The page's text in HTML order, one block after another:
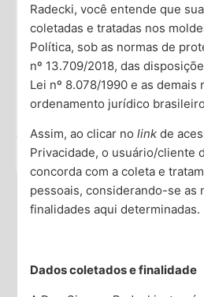
A depressão é uma condição
disseminada, impactando
mundo. Embora muitos
tratamentos convencionais,
Dra. Simone Radecki
O que deseja
Radecki, você entende que
coletadas e tratadas nos
Política, sob as normas de
nº 13.709/2018, das
Lei nº 8.078/1990 e as demais
ordenamento jurídico
Assim, ao clicar nolinkde
Privacidade, o usuário/cliente
concorda com a coleta e
pessoais, considerando-se as
finalidades aqui determinadas.
Dados coletados e finalidade